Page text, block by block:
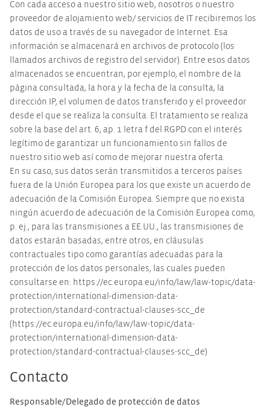
Con cada acceso a nuestro sitio web, nosotros o nuestro
proveedor de alojamiento web/ servicios de IT recibiremos los
datos de uso a través de su navegador de Internet. Esa
información se almacenará en archivos de protocolo (los
llamados archivos de registro del servidor). Entre esos datos
almacenados se encuentran, por ejemplo, el nombre de la
página consultada, la hora y la fecha de la consulta, la
dirección IP, el volumen de datos transferido y el proveedor
desde el que se realiza la consulta. El tratamiento se realiza
sobre la base del art. 6, ap. 1 letra f del RGPD con el interés
legítimo de garantizar un funcionamiento sin fallos de
nuestro sitio web así como de mejorar nuestra oferta.
En su caso, sus datos serán transmitidos a terceros países
fuera de la Unión Europea para los que existe un acuerdo de
adecuación de la Comisión Europea. Siempre que no exista
ningún acuerdo de adecuación de la Comisión Europea como,
p. ej., para las transmisiones a EE.UU., las transmisiones de
datos estarán basadas, entre otros, en cláusulas
contractuales tipo como garantías adecuadas para la
protección de los datos personales, las cuales pueden
consultarse en: https://ec.europa.eu/info/law/law-topic/data-
protection/international-dimension-data-
protection/standard-contractual-clauses-scc_de
(https://ec.europa.eu/info/law/law-topic/data-
protection/international-dimension-data-
protection/standard-contractual-clauses-scc_de)
Contacto
Responsable/Delegado de protección de datos